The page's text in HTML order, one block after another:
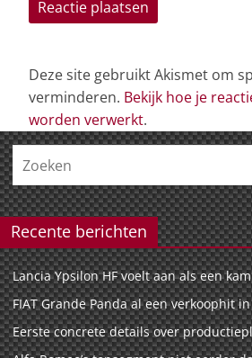
Deze site gebruikt Akismet om
verminderen. Bekijk hoe je
worden verwerkt.
Recente berichten
Lancia Ypsilon HF voelt aan als een
FIAT Grande Panda al een verkoophit
Eerste concrete details over